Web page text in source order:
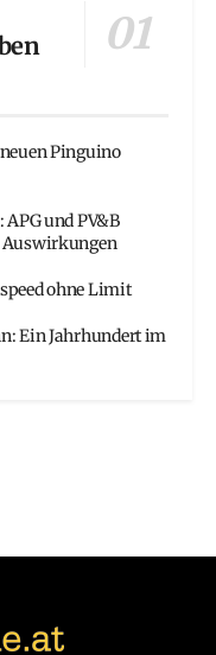
Pinguino
und PV&B
Auswirkungen
ohne Limit
Ein Jahrhundert im